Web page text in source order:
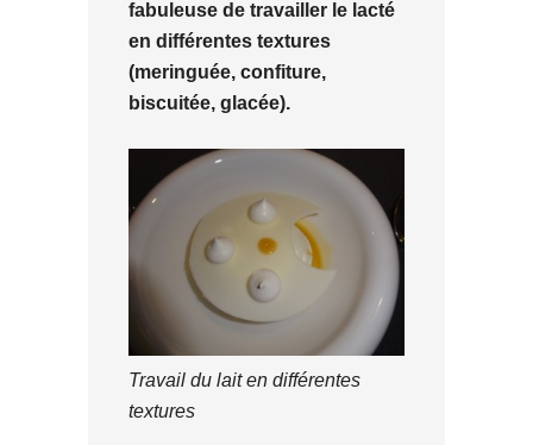
fabuleuse de travailler le lacté
en différentes textures
(meringuée, confiture,
biscuitée, glacée).
Travail du lait en différentes
textures